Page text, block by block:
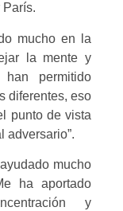
París.
mucho en la
la mente y
han permitido
diferentes, eso
punto de vista
adversario”.
mucho
ha aportado
y